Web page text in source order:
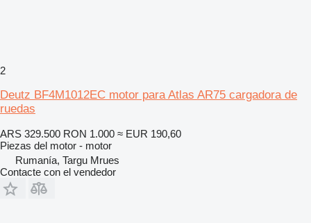
2
Deutz BF4M1012EC motor para Atlas AR75 cargadora de
ruedas
ARS 329.500 RON 1.000 ≈ EUR 190,60
Piezas del motor - motor
Rumanía, Targu Mrues
Contacte con el vendedor